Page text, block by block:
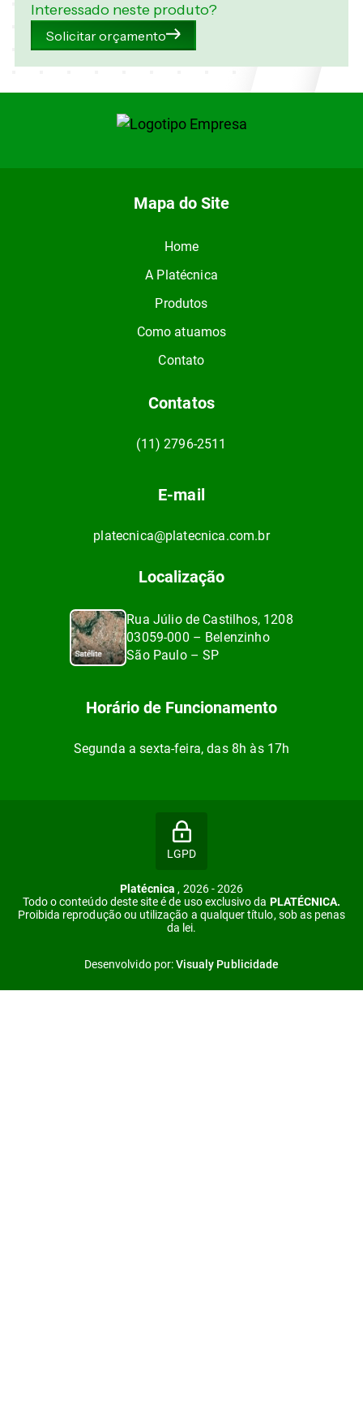
Interessado neste produto?
Solicitar orçamento
Mapa do Site
Home
A Platécnica
Produtos
Como atuamos
Contato
Contatos
(11) 2796-2511
E-mail
platecnica@platecnica.com.br
Localização
Rua Júlio de Castilhos, 1208
03059-000 – Belenzinho
São Paulo – SP
Horário de Funcionamento
Segunda a sexta-feira, das 8h às 17h
LGPD
Platécnica , 2026 - 2026
Todo o conteúdo deste site é de uso exclusivo da PLATÉCNICA.
Proibida reprodução ou utilização a qualquer título, sob as penas
da lei.
Desenvolvido por:Visualy Publicidade